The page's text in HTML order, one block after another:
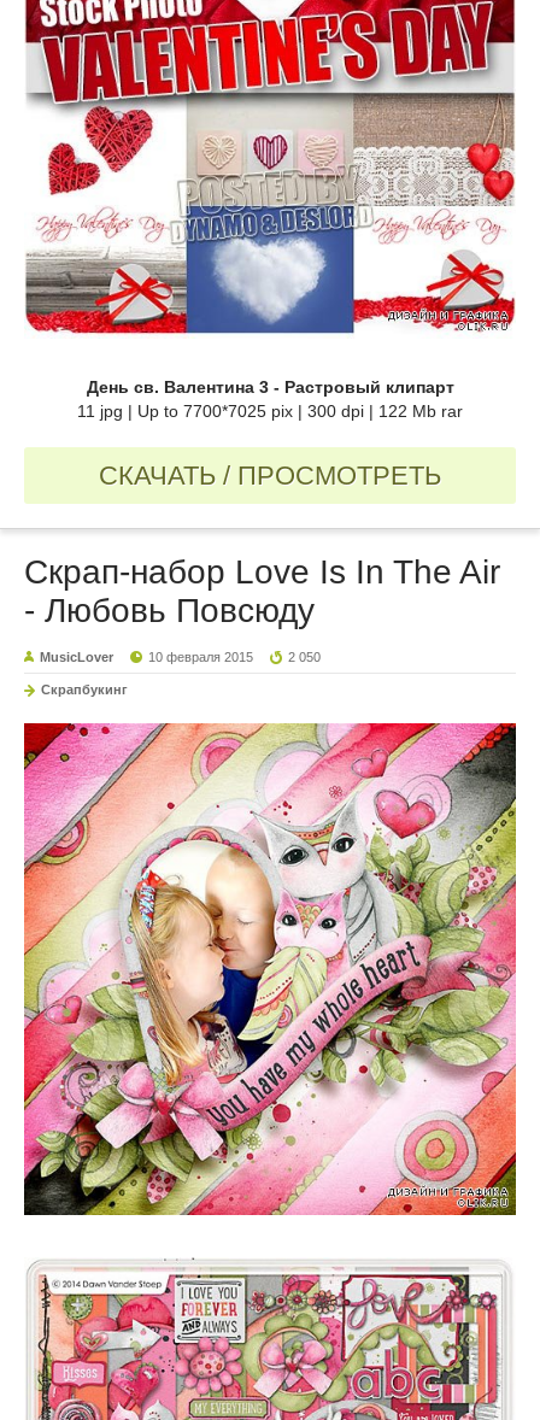
День св. Валентина 3 - Растровый клипарт
11 jpg | Up to 7700*7025 pix | 300 dpi | 122 Mb rar
СКАЧАТЬ / ПРОСМОТРЕТЬ
Скрап-набор Love Is In The Air
- Любовь Повсюду
MusicLover 10 февраля 2015 2 050
Скрапбукинг